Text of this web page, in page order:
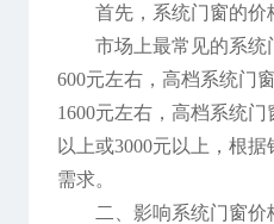
首先，系统门窗的价
市场上最常见的系统
600元左右，高档系统门
1600元左右，高档系统
以上或3000元以上，根
需求。
二、影响系统门窗价